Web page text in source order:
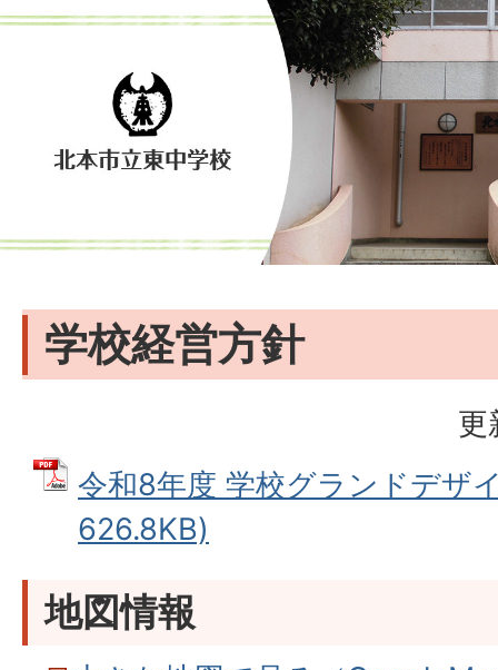
学校経営方針
更
令和8年度 学校グランドデザ
626.8KB)
地図情報